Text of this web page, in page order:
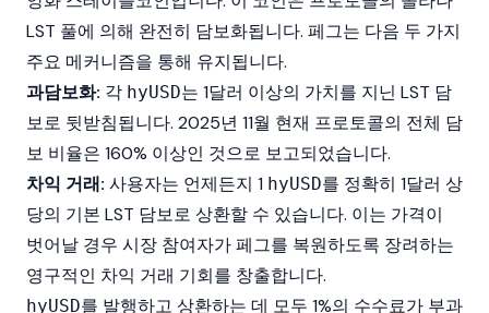
LST 풀에 의해 완전히 담보화됩니다. 페그는 다음 두 가지
주요 메커니즘을 통해 유지됩니다.
과담보화: 각 hyUSD는 1달러 이상의 가치를 지닌 LST 담
보로 뒷받침됩니다. 2025년 11월 현재 프로토콜의 전체 담
보 비율은 160% 이상인 것으로 보고되었습니다.
차익 거래: 사용자는 언제든지 1 hyUSD를 정확히 1달러 상
당의 기본 LST 담보로 상환할 수 있습니다. 이는 가격이
벗어날 경우 시장 참여자가 페그를 복원하도록 장려하는
영구적인 차익 거래 기회를 창출합니다.
hyUSD를 발행하고 상환하는 데 모두 1%의 수수료가 부과